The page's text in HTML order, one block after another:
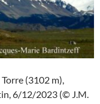
(3102 m),
6/12/2023 (© J.M.